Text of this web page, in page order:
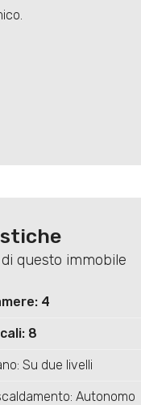
questo immobile
4
8
Su due livelli
Autonomo